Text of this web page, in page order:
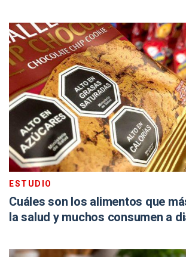
ESTUDIO
Cuáles son los alimentos que
la salud y muchos consumen a